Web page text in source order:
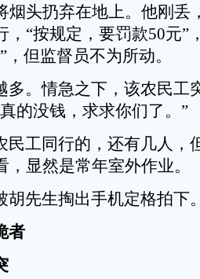
烟头扔弃在地上。他刚丢
，“按规定，要罚款50元”
但监督员不为所动。
。情急之下，该农民工
的没钱，求求你们了。”
工同行的，还有几人，
显然是常年室外作业。
先生掏出手机定格拍下
者